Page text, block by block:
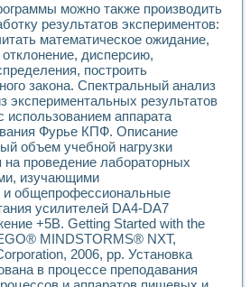
и программное обеспечение учебных
лабораторный практикум для изучения
роботом ТУР-10 средствами LabVIEW
комплекс для исследования
дистанционный лабораторный
возможности реставрации одномерных
технологий NATIONAL INSTRUMENTS в
модификаций алгоритма полигармонической
для исследования принципа действия
система поддержки принимаемых решений в
дисциплин «Моделирование систем» и
стенд для исследования электрических
практикумы по информационно-
измеритель частотных характеристик на
практикум по основам теории Коммутации
виртуальной лабораторной работы
можно также производить
результатов экспериментов:
математическое ожидание,
дисперсию,
построить
закона. Спектральный анализ
экспериментальных результатов
аппарата
Фурье КПФ. Описание
объем учебной нагрузки
проведение лабораторных
изучающими
и общепрофессиональные
усилителей DA4-DA7
+5В. Getting Started with the
MINDSTORMS® NXT,
2006, pp. Установка
в процессе преподавания